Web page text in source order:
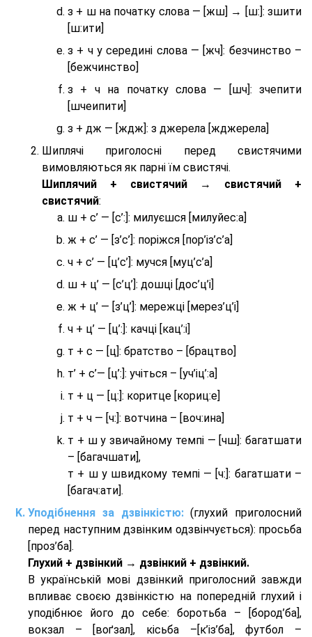
з + ш на початку слова — [жш] → [ш:]: зшити
[ш:ити]
з + ч у середині слова — [жч]: безчинство –
[бежчинство]
з + ч на початку слова — [шч]: зчепити
[шчеипити]
з + дж — [ждж]: з джерела [жджерела]
Шиплячі приголосні перед свистячими
вимовляються як парні їм свистячі.
Шиплячий + свистячий → свистячий +
свистячий:
ш + с’ — [с’:]: милуєшся [милуйес:а]
ж + с’ — [з’с’]: поріжся [пор’із’с’а]
ч + с’ — [ц’с’]: мучся [муц’с’а]
ш + ц’ — [с’ц’]: дошці [дос’ц’і]
ж + ц’ — [з’ц’]: мережці [мерез’ц’і]
ч + ц’ — [ц’:]: качці [кац’:і]
т + с — [ц]: братство – [брaцтво]
т’ + с’— [ц’:]: учіться – [уч’іц’:a]
т + ц — [ц:]: коритце [кориц:е]
т + ч — [ч:]: вотчина – [вoч:ина]
т + ш у звичайному темпі — [чш]: багатшати
– [багачшати],
т + ш у швидкому темпі — [ч:]: багатшати –
[багач:ати].
Уподібнення за дзвінкістю:(глухий приголосний
перед наступним дзвінким одзвінчується): просьба
[проз’ба].
Глухий + дзвінкий → дзвінкий + дзвінкий.
В українській мові дзвінкий приголосний завжди
впливає своєю дзвінкістю на попередній глухий і
уподібнює його до себе: боротьба – [бород’ба],
вокзал – [воґзал], кісьба –[к’із’ба], футбол –